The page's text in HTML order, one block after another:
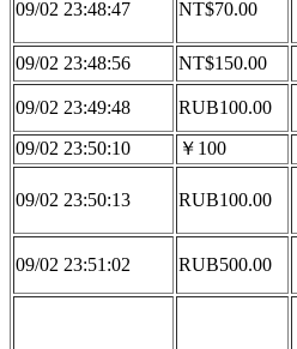
09/02 23:48:47 NT$70.00
09/02 23:48:56 NT$150.00
09/02 23:49:48 RUB100.00
09/02 23:50:10
￥100
09/02 23:50:13 RUB100.00
09/02 23:51:02 RUB500.00